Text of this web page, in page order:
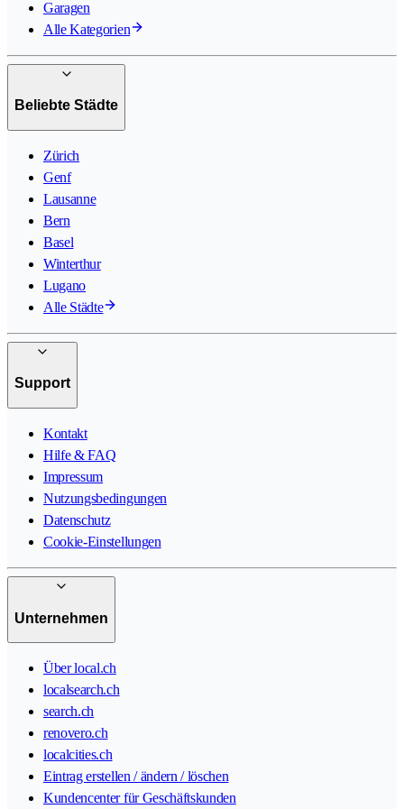
Garagen
Alle Kategorien
Beliebte Städte
Zürich
Genf
Lausanne
Bern
Basel
Winterthur
Lugano
Alle Städte
Support
Kontakt
Hilfe & FAQ
Impressum
Nutzungsbedingungen
Datenschutz
Cookie-Einstellungen
Unternehmen
Über local.ch
localsearch.ch
search.ch
renovero.ch
localcities.ch
Eintrag erstellen / ändern / löschen
Kundencenter für Geschäftskunden